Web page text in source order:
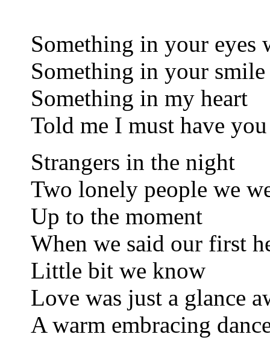
Something in your eyes
Something in your
Something in my heart
Told me I must have you
Strangers in the night
Two lonely people we
Up to the moment
When we said our first
Little bit we know
Love was just a glance
A warm embracing